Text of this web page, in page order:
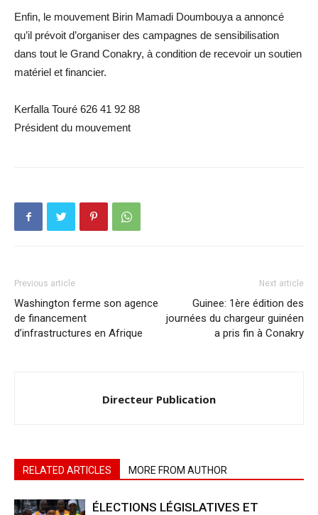
Enfin, le mouvement Birin Mamadi Doumbouya a annoncé
qu’il prévoit d’organiser des campagnes de sensibilisation
dans tout le Grand Conakry, à condition de recevoir un soutien
matériel et financier.
Kerfalla Touré 626 41 92 88
Président du mouvement
Previous article
Washington ferme son agence
de financement
d’infrastructures en Afrique
Next article
Guinee: 1ère édition des
journées du chargeur guinéen
a pris fin à Conakry
Directeur Publication
RELATED ARTICLES MORE FROM AUTHOR
ÉLECTIONS LÉGISLATIVES ET